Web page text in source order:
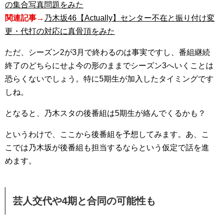
の集合写真問題をみた
関連記事→ 乃木坂46【Actually】センター不在と振り付け変
更・代打の対応に真骨頂をみた
ただ、シーズン2が3月で終わるのは事実ですし、番組継続
終了のどちらにせよ今の形のままでシーズン3へいくことは
恐らくないでしょう。特に5期生が加入したタイミングです
しね。
となると、乃木スタの後番組は5期生が絡んでくるかも？
というわけで、ここから後番組を予想してみます。あ、こ
こでは乃木坂が後番組も担当するならという仮定で話を進
めます。
芸人交代や4期と合同の可能性も